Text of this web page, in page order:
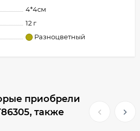
4*4см
12 г
Разноцветный
приобрели
также